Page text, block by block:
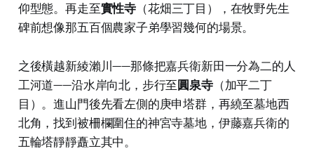
仰型態。再走至實性寺 （花畑三丁目），在牧野先生
碑前想像那五百個農家子弟學習幾何的場景。
之後橫越新綾瀨川——那條把嘉兵衛新田一分為二的人
工河道——沿水岸向北，步行至圓泉寺（加平二丁
目）。進山門後先看左側的庚申塔群，再繞至墓地西
北角，找到被柵欄圍住的神宮寺墓地，伊藤嘉兵衛的
五輪塔靜靜矗立其中。